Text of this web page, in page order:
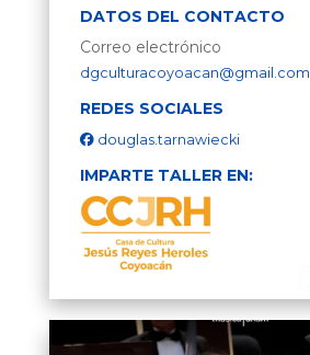
DATOS DEL CONTACTO
Correo electrónico
dgculturacoyoacan@gmail.com
REDES SOCIALES
douglas.tarnawiecki
IMPARTE TALLER EN: